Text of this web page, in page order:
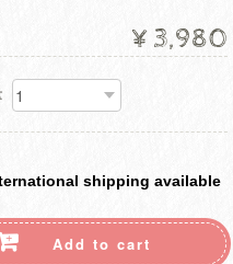
¥3,980
shipping available
Add to cart